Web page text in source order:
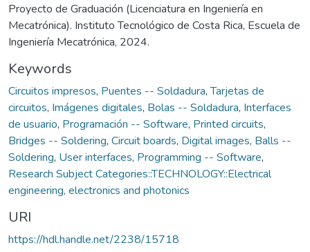
Proyecto de Graduación (Licenciatura en Ingeniería en
Mecatrónica). Instituto Tecnológico de Costa Rica, Escuela de
Ingeniería Mecatrónica, 2024.
Keywords
Circuitos impresos, Puentes -- Soldadura,Tarjetas de
circuitos, Imágenes digitales, Bolas -- Soldadura, Interfaces
de usuario, Programación -- Software, Printed circuits,
Bridges -- Soldering, Circuit boards, Digital images, Balls --
Soldering, User interfaces, Programming -- Software,
Research Subject Categories::TECHNOLOGY::Electrical
engineering, electronics and photonics
URI
https://hdl.handle.net/2238/15718